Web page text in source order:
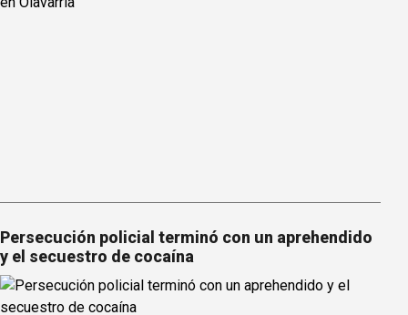
Persecución policial terminó con un aprehendido
y el secuestro de cocaína